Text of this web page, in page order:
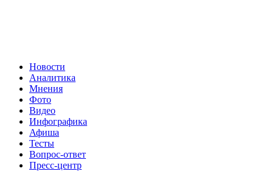
Новости
Аналитика
Мнения
Фото
Видео
Инфографика
Афиша
Тесты
Вопрос-ответ
Пресс-центр